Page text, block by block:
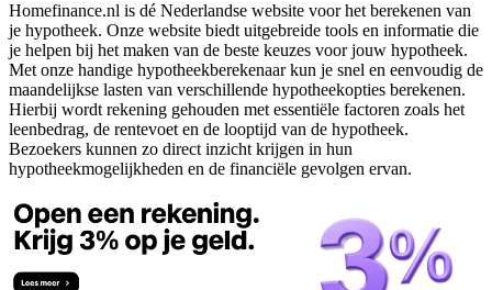
Homefinance.nl is dé Nederlandse website voor het berekenen van
je hypotheek. Onze website biedt uitgebreide tools en informatie die
je helpen bij het maken van de beste keuzes voor jouw hypotheek.
Met onze handige hypotheekberekenaar kun je snel en eenvoudig de
maandelijkse lasten van verschillende hypotheekopties berekenen.
Hierbij wordt rekening gehouden met essentiële factoren zoals het
leenbedrag, de rentevoet en de looptijd van de hypotheek.
Bezoekers kunnen zo direct inzicht krijgen in hun
hypotheekmogelijkheden en de financiële gevolgen ervan.